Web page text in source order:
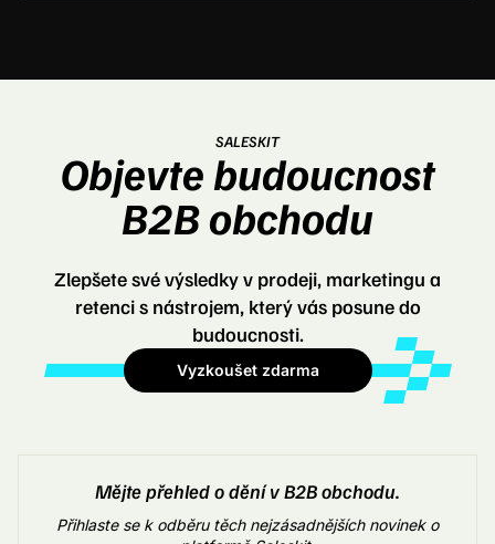
SALESKIT
Objevte budoucnost
B2B obchodu
Zlepšete své výsledky v prodeji, marketingu a
retenci s nástrojem, který vás posune do
budoucnosti.
Vyzkoušet zdarma
Mějte přehled o dění v B2B obchodu.
Přihlaste se k odběru těch nejzásadnějších novinek o